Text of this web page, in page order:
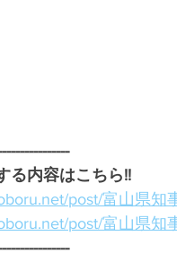
る内容はこちら!!
post/富山県知
post/富山県知